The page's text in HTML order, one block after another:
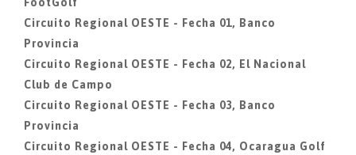
Circuito Regional OESTE - Fecha 01, Banco
Provincia
Circuito Regional OESTE - Fecha 02, El Nacional
Club de Campo
Circuito Regional OESTE - Fecha 03, Banco
Provincia
Circuito Regional OESTE - Fecha 04, Ocaragua Golf